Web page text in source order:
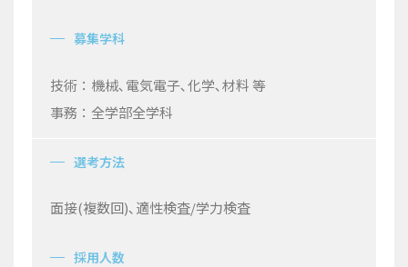
募集学科
技術：機械､電気電子､化学､材料 等
事務：全学部全学科
選考方法
面接(複数回)､適性検査/学力検査
採用人数